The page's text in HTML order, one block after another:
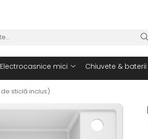
Electrocasnice mici Chiuvete & baterii
de sticlă inclus)